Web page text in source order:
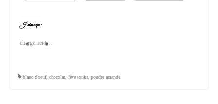
J’aime ça :
chargement…
blanc d'oeuf, chocolat fève tonka poudre amande